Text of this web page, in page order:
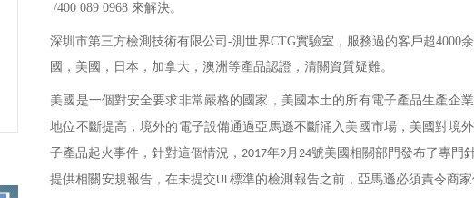
/400 089 0968 來解決。
深圳市第三方檢測技術有限公司-測世界CTG實驗室，服務過的客戶超
國，美國，日本，加拿大，澳洲等產品認證，清關資質疑難。
美國是一個對安全要求非常嚴格的國家，美國本土的所有電子產品生產企
地位不斷提高，境外的電子設備通過亞馬遜不斷涌入美國市場，美國對境
子產品起火事件，針對這個情況， 2017年9月 24號美國相關部門發布了專門
提供相關安規報告，在未提交UL標準的檢測報告之前，亞馬遜必須責令商